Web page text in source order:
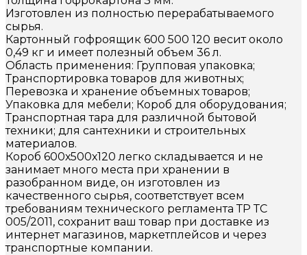
Изготовлен из полностью перерабатываемого
сырья.
Картонный гофроящик 600 500 120 весит около
0,49 кг и имеет полезный объем 36 л.
Область применения: Групповая упаковка;
Транспортировка товаров для животных;
Перевозка и хранение объемных товаров;
Упаковка для мебели; Короб для оборудования;
Транспортная тара для различной бытовой
техники; для сантехники и строительных
материалов.
Короб 600х500х120 легко складывается и не
занимает много места при хранении в
разобранном виде, он изготовлен из
качественного сырья, соответствует всем
требованиям технического регламента ТР ТС
005/2011, сохранит ваш товар при доставке из
интернет магазинов, маркетплейсов и через
транспортные компании.